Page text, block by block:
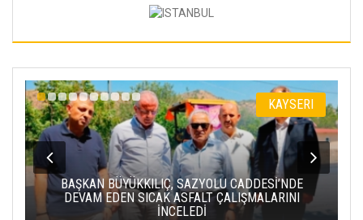
KAYSERI
BAŞKAN BÜYÜKKILIÇ, SAZYOLU CADDESİ’NDE
DEVAM EDEN SICAK ASFALT ÇALIŞMALARINI
İNCELEDİ